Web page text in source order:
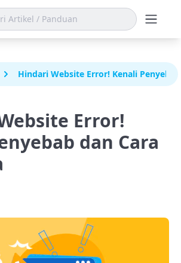
Hindari Website Error! Kenali
Error!
dan Cara